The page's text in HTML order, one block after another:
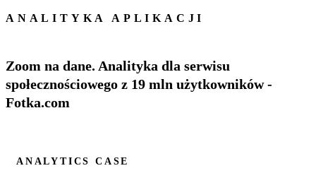
ANALITYKA APLIKACJI
Zoom na dane. Analityka dla serwisu
społecznościowego z 19 mln użytkowników -
Fotka.com
ANALYTICS CASE